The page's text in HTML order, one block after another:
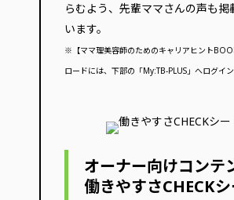
らむよう、先輩ママさんの声も掲
います。
※【ママ理美容師のためのキャリアヒント
ロードには、下部の「My:TB-PLUS」へログイン
オーナー向けコンテ
働きやすさCHECKシ